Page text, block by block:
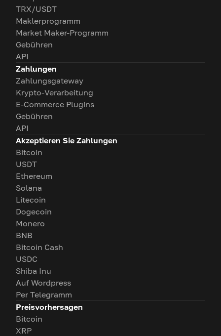
TRX/USDT
Maklerprogramm
Market Maker-Programm
Gebühren
API
Zahlungen
Zahlungsgateway
Krypto-Verarbeitung
E-Commerce Plugins
Gebühren
API
Akzeptieren Sie Zahlungen
Bitcoin
USDT
Ethereum
Solana
Litecoin
Dogecoin
Monero
BNB
Bitcoin Cash
USDC
Shiba Inu
Auf Wordpress
Per Telegramm
Preisvorhersagen
Bitcoin
XRP